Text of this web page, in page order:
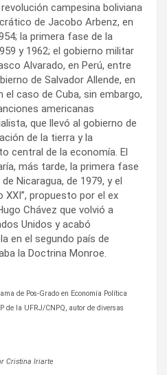
campesina boliviana
de Jacobo Arbenz, en
la primera fase de la
y 1962; el gobierno militar
Alvarado, en Perú, entre
de Salvador Allende, en
el caso de Cuba, sin embargo,
americanas
que llevó al gobierno de
de la tierra y la
central de la economía. El
más tarde, la primera fase
Nicaragua, de 1979, y el
XXI”, propuesto por el ex
Chávez que volvió a
Unidos y acabó
en el segundo país de
la Doctrina Monroe.
de Pos-Grado en Economía Política
de la UFRJ/CNPQ, autor de diversas
Cristina Iriarte